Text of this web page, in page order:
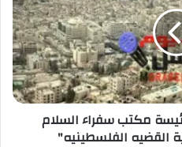
مكتب سفراء السلام
القضيه الفلسطينيه"